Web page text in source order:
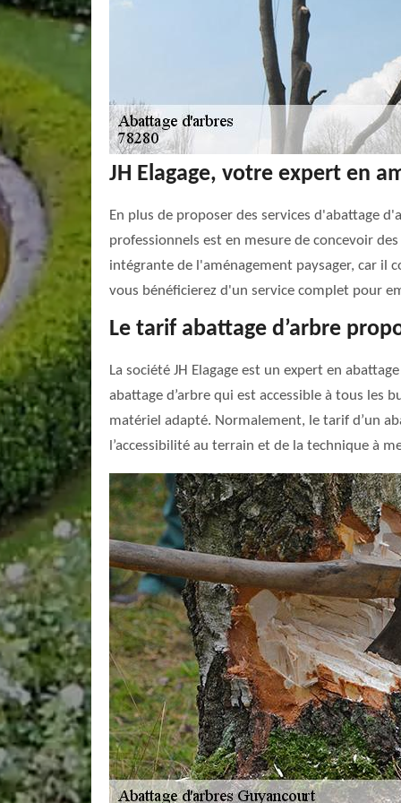
JH Elagage, votre expert en
En plus de proposer des services d'abattage
professionnels est en mesure de concevoir
intégrante de l'aménagement paysager, car il
vous bénéficierez d'un service complet pour
Le tarif abattage d’arbre
La société JH Elagage est un expert en
abattage d’arbre qui est accessible à tous les
matériel adapté. Normalement, le tarif d’un
l’accessibilité au terrain et de la technique à